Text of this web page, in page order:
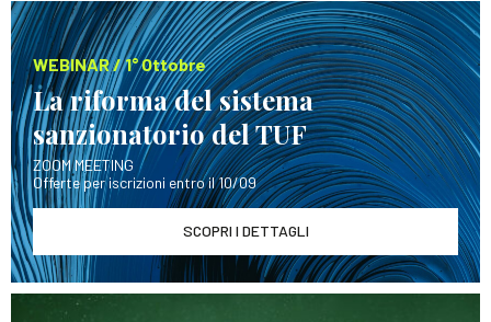
WEBINAR / 1° Ottobre
La riforma del sistema
sanzionatorio del TUF
ZOOM MEETING
Offerte per iscrizioni entro il 10/09
SCOPRI I DETTAGLI